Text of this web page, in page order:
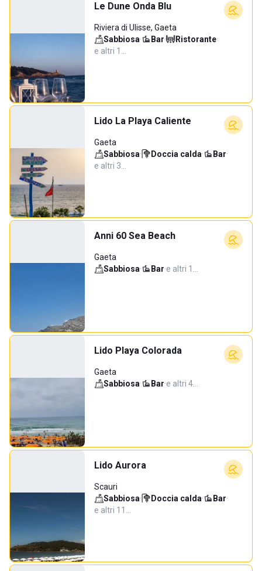
Le Dune Onda Blu
Riviera di Ulisse, Gaeta
Sabbiosa· Bar· Ristorante·
e altri 1…
Lido La Playa Caliente
Gaeta
Sabbiosa· Doccia calda· Bar·
e altri 3…
Anni 60 Sea Beach
Gaeta
Sabbiosa· Bar·e altri 1…
Lido Playa Colorada
Gaeta
Sabbiosa· Bar·e altri 4…
Lido Aurora
Scauri
Sabbiosa· Doccia calda· Bar·
e altri 11…